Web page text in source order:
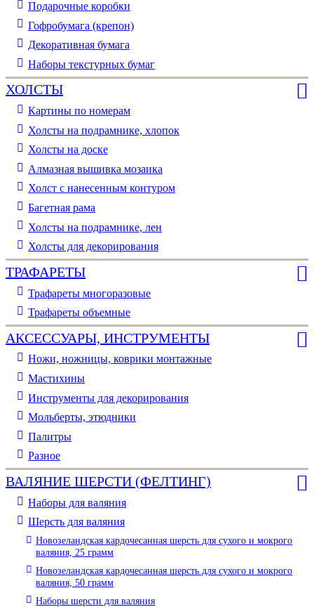
Подарочные коробки
Гофробумага (крепон)
Декоративная бумага
Наборы текстурных бумаг
ХОЛСТЫ
Картины по номерам
Холсты на подрамнике, хлопок
Холсты на доске
Алмазная вышивка мозаика
Холст с нанесенным контуром
Багетная рама
Холсты на подрамнике, лен
Холсты для декорирования
ТРАФАРЕТЫ
Трафареты многоразовые
Трафареты объемные
АКСЕССУАРЫ, ИНСТРУМЕНТЫ
Ножи, ножницы, коврики монтажные
Мастихины
Инструменты для декорирования
Мольберты, этюдники
Палитры
Разное
ВАЛЯНИЕ ШЕРСТИ (ФЕЛТИНГ)
Наборы для валяния
Шерсть для валяния
Новозеландская кардочесанная шерсть для сухого и мокрого
валяния, 25 грамм
Новозеландская кардочесанная шерсть для сухого и мокрого
валяния, 50 грамм
Наборы шерсти для валяния